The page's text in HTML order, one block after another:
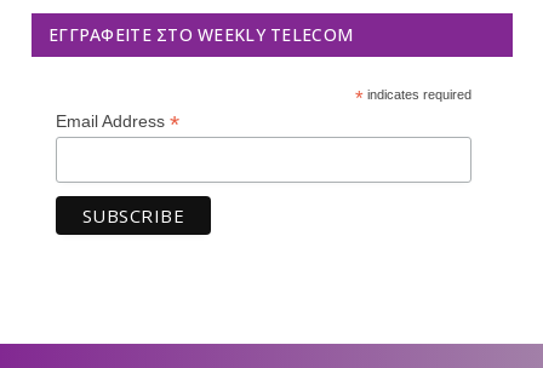
ΕΓΓΡΑΦΕΊΤΕ ΣΤΟ WEEKLY TELECOM
*indicates required
Email Address *